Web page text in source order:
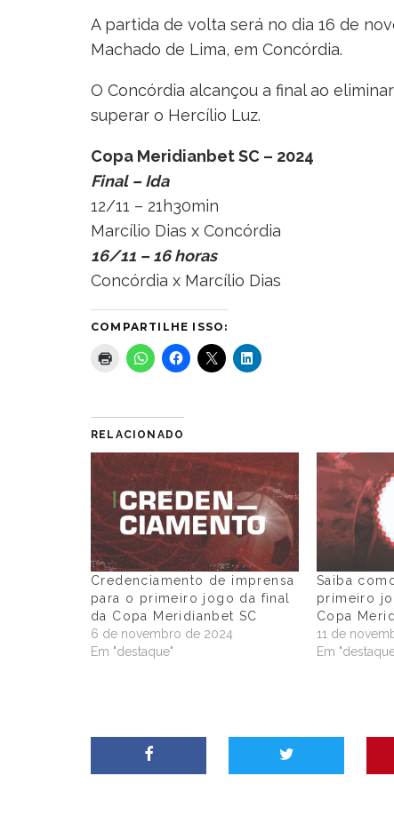
A partida de volta será no dia 16 de
Machado de Lima, em Concórdia.
O Concórdia alcançou a final ao
superar o Hercílio Luz.
Copa Meridianbet SC – 2024
Final – Ida
12/11 – 21h30min
Marcílio Dias x Concórdia
16/11 – 16 horas
Concórdia x Marcílio Dias
COMPARTILHE ISSO:
RELACIONADO
Credenciamento de imprensa
para o primeiro jogo da final
da Copa Meridianbet SC
6 de novembro de 2024
Em "destaque"
Saiba
primeiro
Copa
11 de
Em